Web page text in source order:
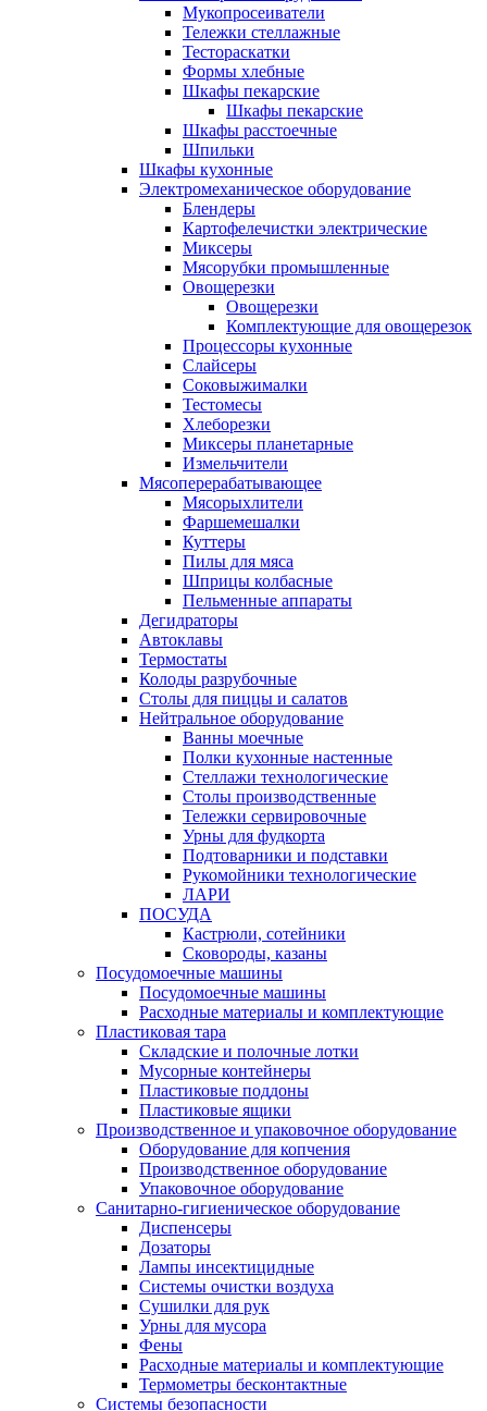
Мукопросеиватели
Тележки стеллажные
Тестораскатки
Формы хлебные
Шкафы пекарские
Шкафы пекарские
Шкафы расстоечные
Шпильки
Шкафы кухонные
Электромеханическое оборудование
Блендеры
Картофелечистки электрические
Миксеры
Мясорубки промышленные
Овощерезки
Овощерезки
Комплектующие для овощерезок
Процессоры кухонные
Слайсеры
Соковыжималки
Тестомесы
Хлеборезки
Миксеры планетарные
Измельчители
Мясоперерабатывающее
Мясорыхлители
Фаршемешалки
Куттеры
Пилы для мяса
Шприцы колбасные
Пельменные аппараты
Дегидраторы
Автоклавы
Термостаты
Колоды разрубочные
Столы для пиццы и салатов
Нейтральное оборудование
Ванны моечные
Полки кухонные настенные
Стеллажи технологические
Столы производственные
Тележки сервировочные
Урны для фудкорта
Подтоварники и подставки
Рукомойники технологические
ЛАРИ
ПОСУДА
Кастрюли, сотейники
Сковороды, казаны
Посудомоечные машины
Посудомоечные машины
Расходные материалы и комплектующие
Пластиковая тара
Складские и полочные лотки
Мусорные контейнеры
Пластиковые поддоны
Пластиковые ящики
Производственное и упаковочное оборудование
Оборудование для копчения
Производственное оборудование
Упаковочное оборудование
Санитарно-гигиеническое оборудование
Диспенсеры
Дозаторы
Лампы инсектицидные
Системы очистки воздуха
Сушилки для рук
Урны для мусора
Фены
Расходные материалы и комплектующие
Термометры бесконтактные
Системы безопасности